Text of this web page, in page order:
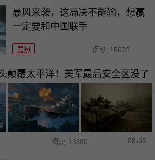
暴风来袭，这局决不能输，想赢
一定要和中国联手
最热 阅读 15079
颠覆太平洋！美军最后安全区没了
阅读 13880 08-05